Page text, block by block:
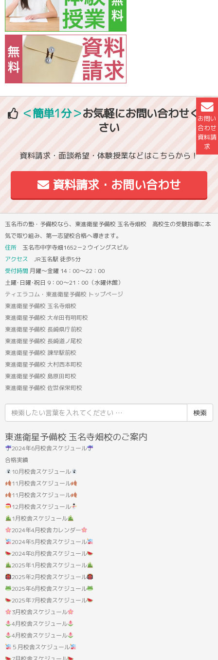
お問い
合わせ
資料請
求
＜簡単1分＞お気軽にお問い合わせくだ
さい
資料請求・面談希望・体験授業などはこちらから！
資料請求・お問い合わせ
玉名市の塾・予備校なら、東進衛星予備校 玉名寺畑校 高校生の受験指導に本
気で取り組み、第一志望校合格へ導きます。
住所 玉名市中字寺畑1652－2 ウイングスビル
アクセス JR玉名駅 徒歩5分
受付時間 月曜～金曜 14：00～22：00
土曜･日曜･祝日 9：00～21：00（水曜休館）
ティエラコム・東進衛星予備校 トップページ
東進衛星予備校 玉名寺畑校
東進衛星予備校 大牟田有明町校
東進衛星予備校 長崎県庁前校
東進衛星予備校 長崎道ノ尾校
東進衛星予備校 諫早駅前校
東進衛星予備校 大村西本町校
東進衛星予備校 島原田町校
東進衛星予備校 佐世保栄町校
索
結
果:
東進衛星予備校 玉名寺畑校のご案内
2024年6月校舎スケジュール
合格実績
10月校舎スケジュール
11月校舎スケジュール
11月校舎スケジュール
12月校舎スケジュール
1月校舎スケジュール
2024年4月校舎カレンダー
2024年5月校舎スケジュール
2024年8月校舎スケジュール
2025年1月校舎スケジュール
2025年2月校舎スケジュール
2025年6月校舎スケジュール
2025年7月校舎スケジュール
3月校舎スケジュール
4月校舎スケジュール
4月校舎スケジュール
５月校舎スケジュール